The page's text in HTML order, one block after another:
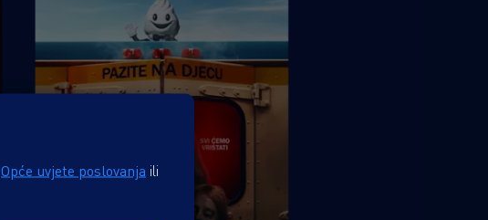
Opće uvjete poslovanja ili